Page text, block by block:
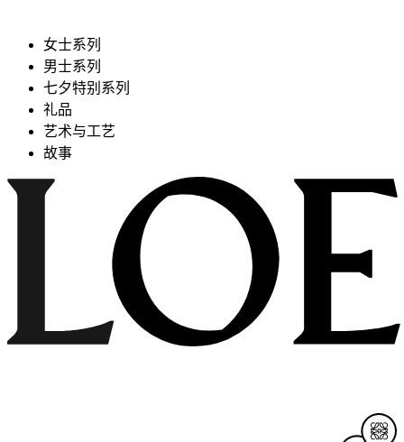
女士系列
男士系列
七夕特别系列
礼品
艺术与工艺
故事